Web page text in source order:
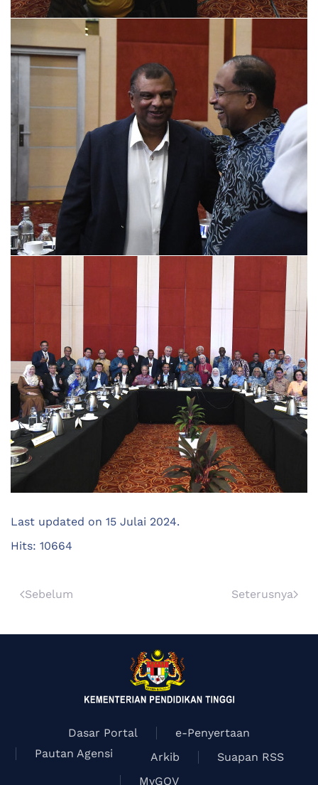
Last updated on 15 Julai 2024.
Hits: 10664
Sebelum Seterusnya
Dasar Portal
e-Penyertaan
Pautan Agensi
Arkib
Suapan RSS
MyGOV